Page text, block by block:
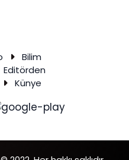
Bilim
Editörden
Künye